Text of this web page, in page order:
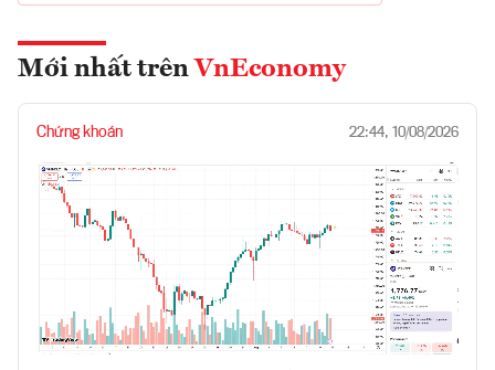
Mới nhất trên VnEconomy
Chứng khoán 22:44, 10/08/2026